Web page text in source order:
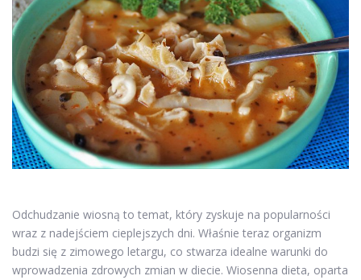
Odchudzanie wiosną to temat, który zyskuje na popularności
wraz z nadejściem cieplejszych dni. Właśnie teraz organizm
budzi się z zimowego letargu, co stwarza idealne warunki do
wprowadzenia zdrowych zmian w diecie. Wiosenna dieta, oparta